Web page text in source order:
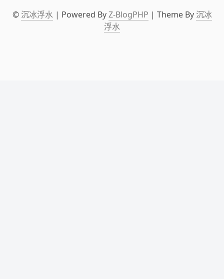
© 沉冰浮水| Powered ByZ-BlogPHP | Theme By 沉冰
浮水